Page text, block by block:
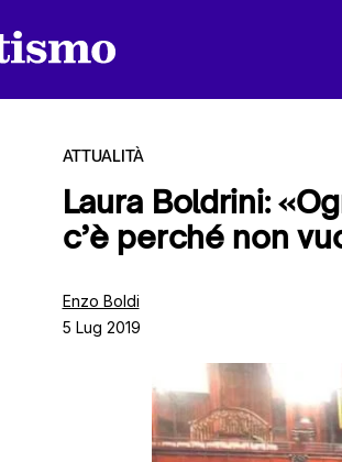
ATTUALITÀ
Laura Boldrini:
c’è perché non
Enzo Boldi
5 Lug 2019